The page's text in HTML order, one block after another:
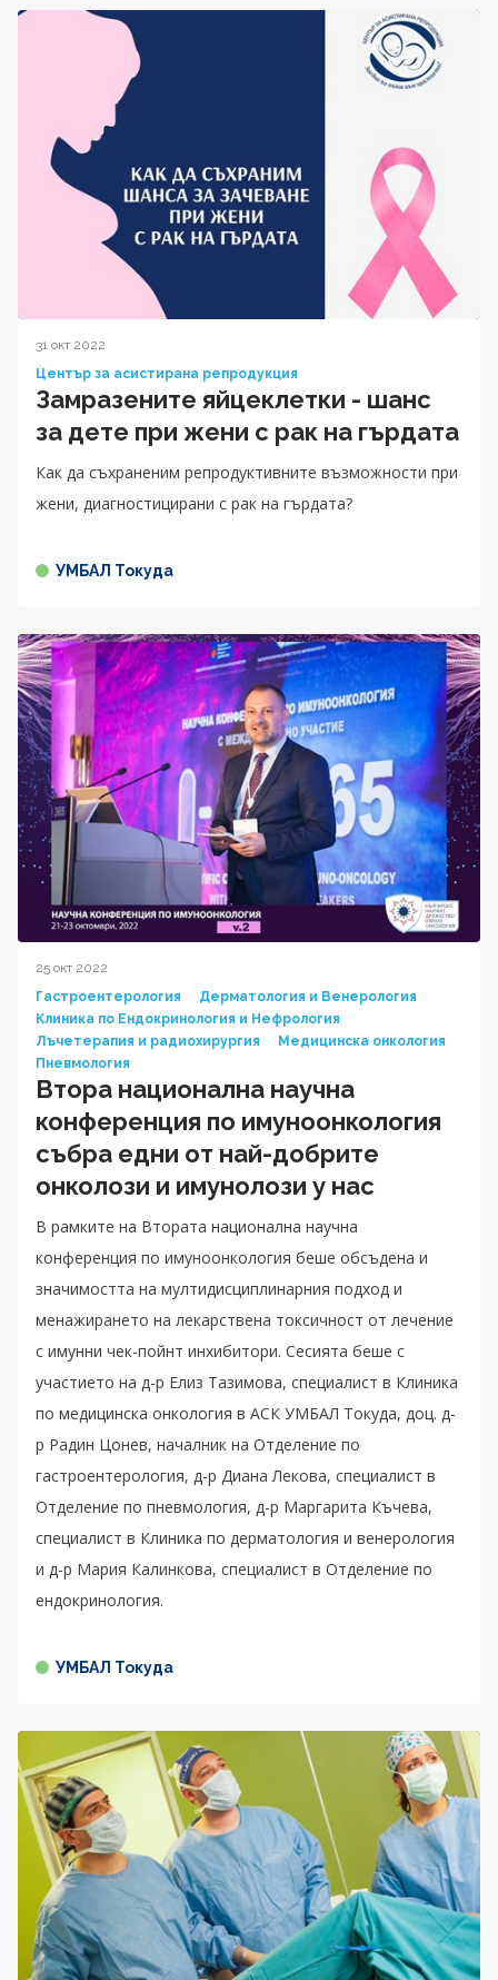
31 окт 2022
Център за асистирана репродукция
Замразените яйцеклетки - шанс
за дете при жени с рак на гърдата
Как да съхраненим репродуктивните възможности при
жени, диагностицирани с рак на гърдата?
УМБАЛ Токуда
25 окт 2022
Гастроентерология
Дерматология и Венерология
Клиника по Ендокринология и Нефрология
Лъчетерапия и радиохирургия
Медицинска онкология
Пневмология
Втора национална научна
конференция по имуноонкология
събра едни от най-добрите
онколози и имунолози у нас
В рамките на Втората национална научна
конференция по имуноонкология беше обсъдена и
значимостта на мултидисциплинарния подход и
менажирането на лекарствена токсичност от лечение
с имунни чек-пойнт инхибитори. Сесията беше с
участието на д-р Елиз Тазимова, специалист в Клиника
по медицинска онкология в АСК УМБАЛ Токуда, доц. д-
р Радин Цонев, началник на Отделение по
гастроентерология, д-р Диана Лекова, специалист в
Отделение по пневмология, д-р Маргарита Къчева,
специалист в Клиника по дерматология и венерология
и д-р Мария Калинкова, специалист в Отделение по
ендокринология.
УМБАЛ Токуда